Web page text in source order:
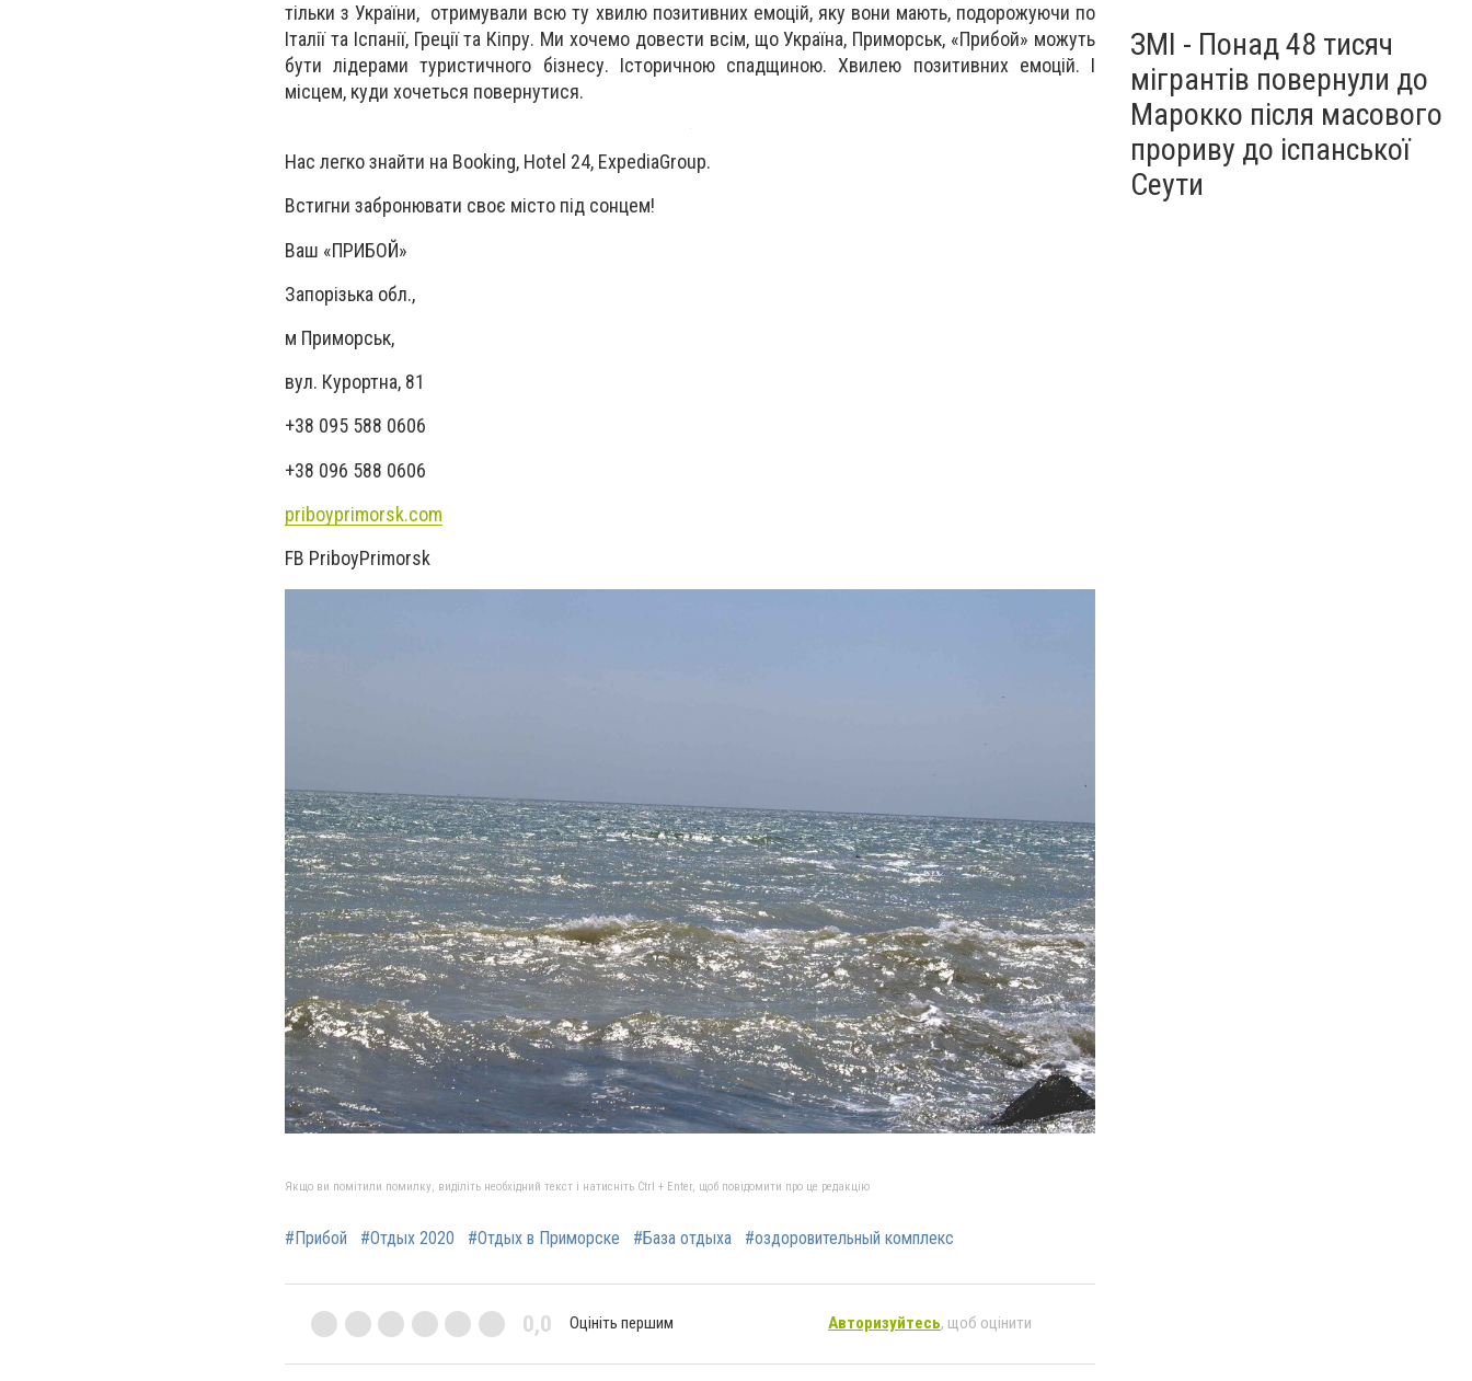
тільки з України, отримували всю ту хвилю позитивних емоцій, яку вони мають, подорожуючи по
Італії та Іспанії, Греції та Кіпру. Ми хочемо довести всім, що Україна, Приморськ, «Прибой» можуть
бути лідерами туристичного бізнесу. Історичною спадщиною. Хвилею позитивних емоцій. І
місцем, куди хочеться повернутися.
Нас легко знайти на Booking, Hotel 24, ExpediaGroup.
Встигни забронювати своє місто під сонцем!
Ваш «ПРИБОЙ»
Запорізька обл.,
м Приморськ,
вул. Курортна, 81
+38 095 588 0606
+38 096 588 0606
priboyprimorsk.com
FB PriboyPrimorsk
Якщо ви помітили помилку, виділіть необхідний текст і натисніть Ctrl + Enter, щоб повідомити про це редакцію
#Прибой #Отдых 2020 #Отдых в Приморске #База отдыха #оздоровительный комплекс
0,0 Оцініть першим Авторизуйтесь, щоб оцінити
ЗМІ - Понад 48 тисяч
мігрантів повернули до
Марокко після масового
прориву до іспанської
Сеути